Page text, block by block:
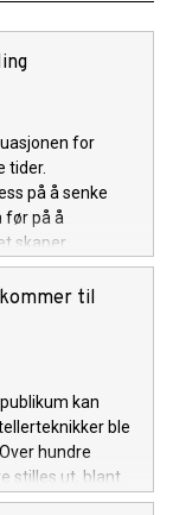
for
tider.
på å senke
før på å
skaper
seg for å
til
kan
ble
hundre
stilles ut, blant
Hokusai,